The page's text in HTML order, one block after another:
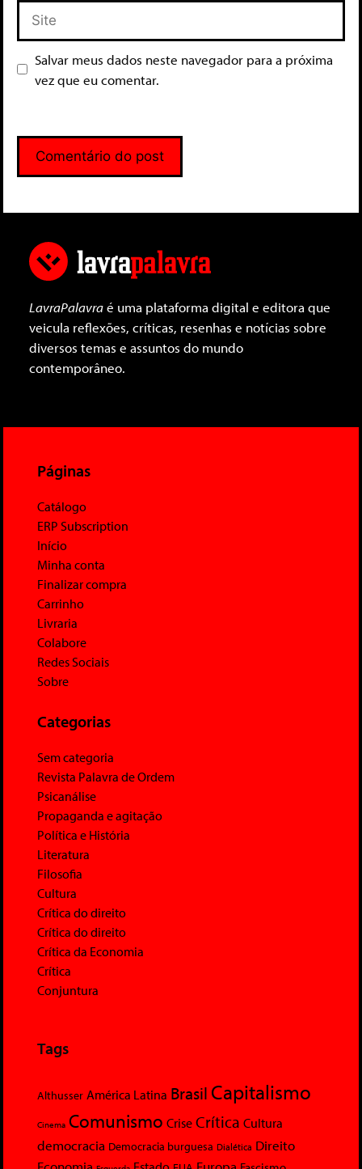
Salvar meus dados neste navegador para a próxima
vez que eu comentar.
LavraPalavraé uma plataforma digital e editora que
veicula reflexões, críticas, resenhas e notícias sobre
diversos temas e assuntos do mundo
contemporâneo.
Páginas
Catálogo
ERP Subscription
Início
Minha conta
Finalizar compra
Carrinho
Livraria
Colabore
Redes Sociais
Sobre
Categorias
Sem categoria
Revista Palavra de Ordem
Psicanálise
Propaganda e agitação
Política e História
Literatura
Filosofia
Cultura
Crítica do direito
Crítica do direito
Crítica da Economia
Crítica
Conjuntura
Tags
Althusser América Latina Brasil Capitalismo
Cinema Comunismo Crise Crítica Cultura
democracia Democracia burguesa Dialética Direito